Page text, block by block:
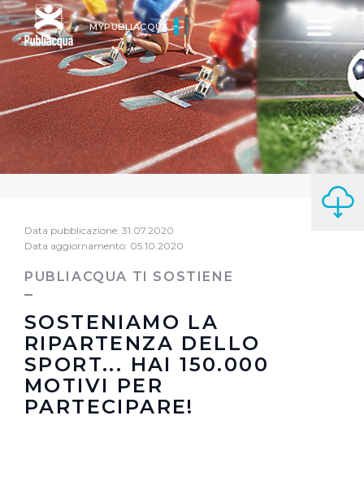
Toggle
MYPUBLIACQUA
Data pubblicazione: 31.07.2020
Data aggiornamento: 05.10.2020
PUBLIACQUA TI SOSTIENE
SOSTENIAMO LA
RIPARTENZA DELLO
SPORT... HAI 150.000
MOTIVI PER
PARTECIPARE!